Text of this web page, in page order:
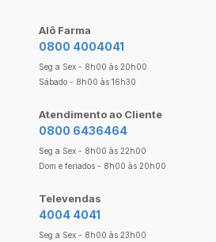
Alô Farma
0800 4004041
Seg a Sex - 8h00 às 20h00
Sábado - 8h00 às 16h30
Atendimento ao Cliente
0800 6436464
Seg a Sex - 8h00 às 22h00
Dom e feriados - 8h00 às 20h00
Televendas
4004 4041
Seg a Sex - 8h00 às 23h00